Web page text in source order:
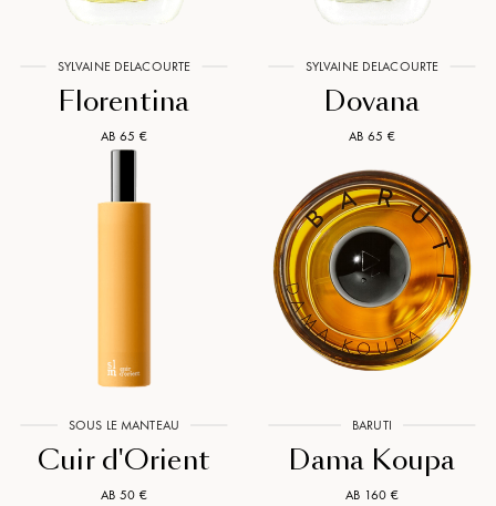
SYLVAINE DELACOURTE
Florentina
AB 65 €
SYLVAINE DELACOURTE
Dovana
AB 65 €
SOUS LE MANTEAU
Cuir d'Orient
AB 50 €
BARUTI
Dama Koupa
AB 160 €